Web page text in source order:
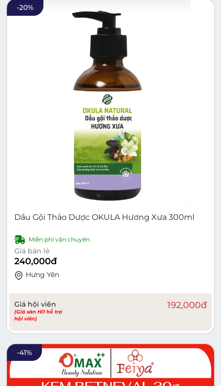
-20%
Dầu Gội Thảo Dược OKULA Hương Xưa 300ml
Miễn phí vận chuyển
Giá bán lẻ
240,000đ
Hưng Yên
Giá hội viên
(Giá sàn Hi1 hỗ trợ
hội viên)
192,000đ
-41%